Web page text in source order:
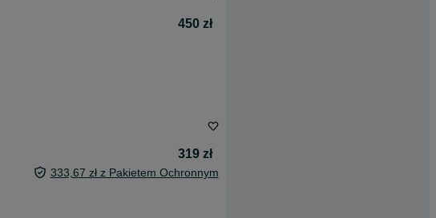
450 zł
319 zł
333,67 zł z Pakietem Ochronnym